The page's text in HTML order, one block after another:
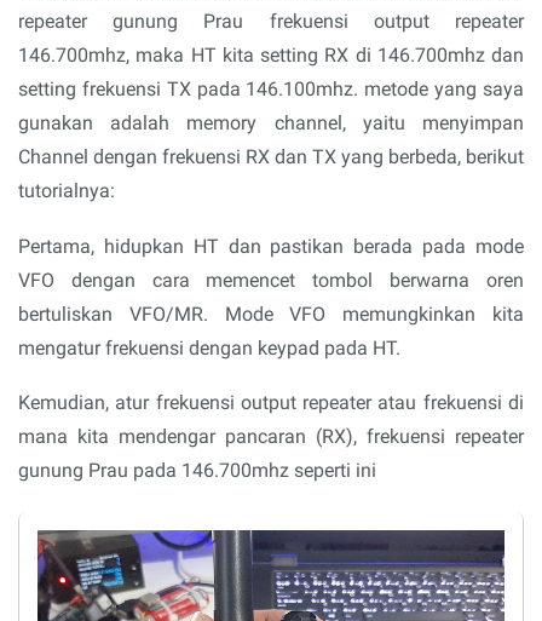
repeater gunung Prau frekuensi output repeater
146.700mhz, maka HT kita setting RX di 146.700mhz dan
setting frekuensi TX pada 146.100mhz. metode yang saya
gunakan adalah memory channel, yaitu menyimpan
Channel dengan frekuensi RX dan TX yang berbeda, berikut
tutorialnya:
Pertama, hidupkan HT dan pastikan berada pada mode
VFO dengan cara memencet tombol berwarna oren
bertuliskan VFO/MR. Mode VFO memungkinkan kita
mengatur frekuensi dengan keypad pada HT.
Kemudian, atur frekuensi output repeater atau frekuensi di
mana kita mendengar pancaran (RX), frekuensi repeater
gunung Prau pada 146.700mhz seperti ini